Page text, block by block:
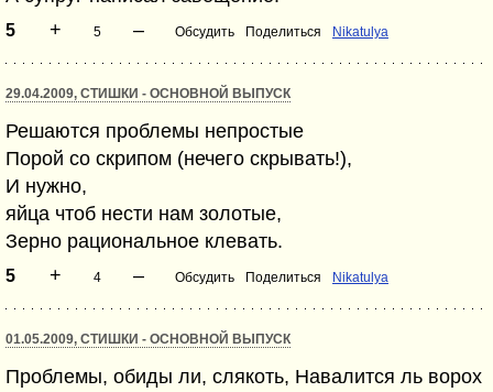
5 + 5 – Обсудить Поделиться Nikatulya
29.04.2009, СТИШКИ - ОСНОВНОЙ ВЫПУСК
Решаются проблемы непростые
Порой со скрипом (нечего скрывать!),
И нужно,
яйца чтоб нести нам золотые,
Зерно рациональное клевать.
5 + 4 – Обсудить Поделиться Nikatulya
01.05.2009, СТИШКИ - ОСНОВНОЙ ВЫПУСК
Проблемы, обиды ли, слякоть, Навалится ль ворох